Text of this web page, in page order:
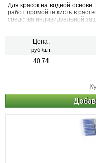
Для красок на водной
работ промойте кисть в
средства индивидуальной
Цена,
руб./шт.
40.74